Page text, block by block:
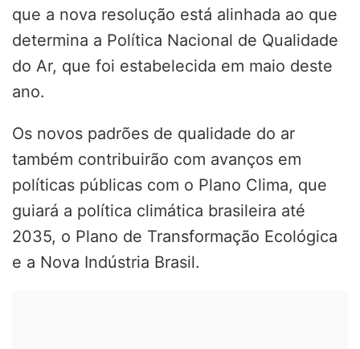
que a nova resolução está alinhada ao que
determina a Política Nacional de Qualidade
do Ar, que foi estabelecida em maio deste
ano.
Os novos padrões de qualidade do ar
também contribuirão com avanços em
políticas públicas com o Plano Clima, que
guiará a política climática brasileira até
2035, o Plano de Transformação Ecológica
e a Nova Indústria Brasil.